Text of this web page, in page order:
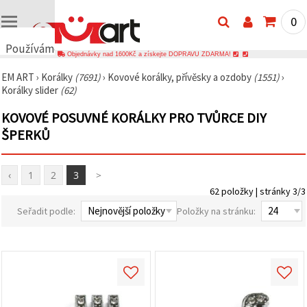
Používáme
🍪
Používáme
podobné
technologie,
abychom
fungování
webu,
při jeho
0
Objednávky nad 1600Kč a získejte DOPRAVU ZDARMA!
EM ART › Korálky (7691)› Kovové korálky, přívěsky a ozdoby (1551)›
Korálky slider (62)
KOVOVÉ POSUVNÉ KORÁLKY PRO TVŮRCE DIY
ŠPERKŮ
‹ 1 2 3 >
62 položky | stránky 3/3
Seřadit podle:
Položky na stránku: